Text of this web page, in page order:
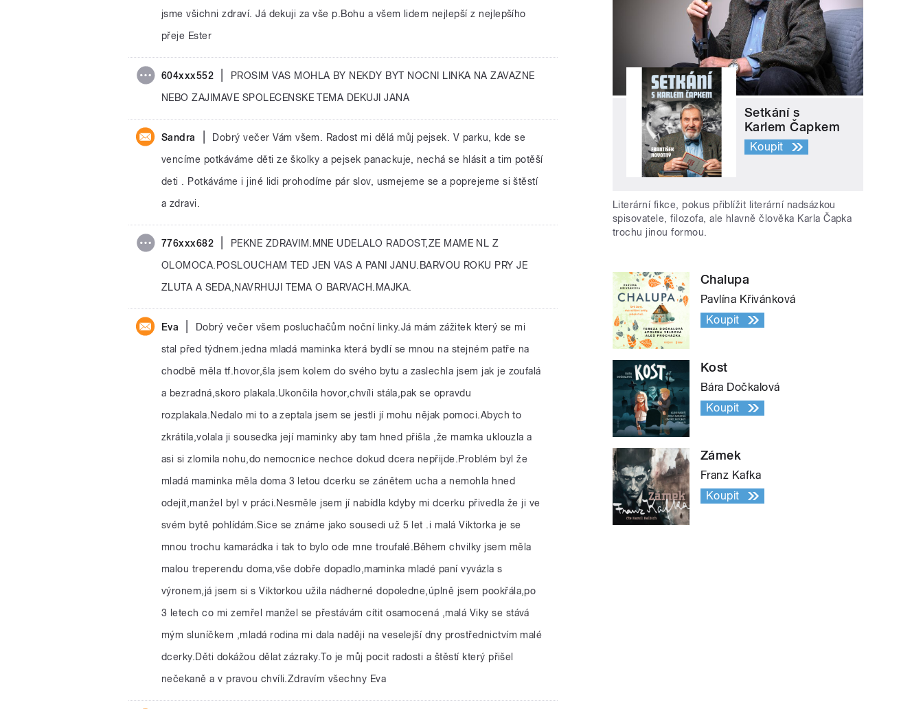
jsme všichni zdraví. Já dekuji za vše p.Bohu a všem lidem nejlepší z nejlepšího
přeje Ester
604xxx552
PROSIM VAS MOHLA BY NEKDY BYT NOCNI LINKA NA ZAVAZNE
NEBO ZAJIMAVE SPOLECENSKE TEMA DEKUJI JANA
Sandra
Dobrý večer Vám všem. Radost mi dělá můj pejsek. V parku, kde se
vencíme potkáváme děti ze školky a pejsek panackuje, nechá se hlásit a tim potěší
deti . Potkáváme i jiné lidi prohodíme pár slov, usmejeme se a poprejeme si štěstí
a zdravi.
776xxx682
PEKNE ZDRAVIM.MNE UDELALO RADOST,ZE MAME NL Z
OLOMOCA.POSLOUCHAM TED JEN VAS A PANI JANU.BARVOU ROKU PRY JE
ZLUTA A SEDA,NAVRHUJI TEMA O BARVACH.MAJKA.
Eva
Dobrý večer všem posluchačům noční linky.Já mám zážitek který se mi
stal před týdnem.jedna mladá maminka která bydlí se mnou na stejném patře na
chodbě měla tf.hovor,šla jsem kolem do svého bytu a zaslechla jsem jak je zoufalá
a bezradná,skoro plakala.Ukončila hovor,chvíli stála,pak se opravdu
rozplakala.Nedalo mi to a zeptala jsem se jestli jí mohu nějak pomoci.Abych to
zkrátila,volala ji sousedka její maminky aby tam hned přišla ,že mamka uklouzla a
asi si zlomila nohu,do nemocnice nechce dokud dcera nepřijde.Problém byl že
mladá maminka měla doma 3 letou dcerku se zánětem ucha a nemohla hned
odejít,manžel byl v práci.Nesměle jsem jí nabídla kdyby mi dcerku přivedla že ji ve
svém bytě pohlídám.Sice se známe jako sousedi už 5 let .i malá Viktorka je se
mnou trochu kamarádka i tak to bylo ode mne troufalé.Během chvilky jsem měla
malou treperendu doma,vše dobře dopadlo,maminka mladé paní vyvázla s
výronem,já jsem si s Viktorkou užila nádherné dopoledne,úplně jsem pookřála,po
3 letech co mi zemřel manžel se přestávám cítit osamocená ,malá Viky se stává
mým sluníčkem ,mladá rodina mi dala naději na veselejší dny prostřednictvím malé
dcerky.Děti dokážou dělat zázraky.To je můj pocit radosti a štěstí který přišel
nečekaně a v pravou chvíli.Zdravím všechny Eva
Setkání s
Karlem Čapkem
Koupit
Literární fikce, pokus přiblížit literární nadsázkou
spisovatele, filozofa, ale hlavně člověka Karla Čapka
trochu jinou formou.
Chalupa
Pavlína Křivánková
Koupit
Kost
Bára Dočkalová
Koupit
Zámek
Franz Kafka
Koupit